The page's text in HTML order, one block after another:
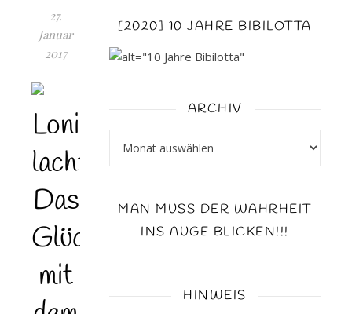
27.
Januar
2017
Loni
lacht!
Das
Glücksbuch
mit
[2020] 10 JAHRE BIBILOTTA
ARCHIV
MAN MUSS DER WAHRHEIT
INS AUGE BLICKEN!!!
HINWEIS